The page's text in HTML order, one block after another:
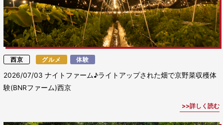
西京 グルメ 体験
2026/07/03ナイトファーム♪ライトアップされた畑で京野菜収穫体
験(BNRファーム)西京
詳しく読む